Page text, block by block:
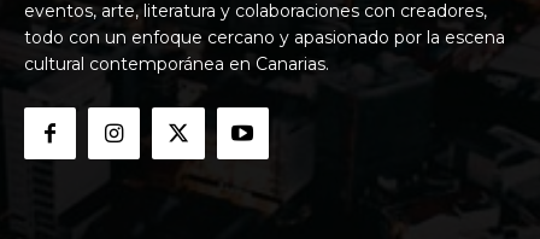
eventos, arte, literatura y colaboraciones con creadores,
todo con un enfoque cercano y apasionado por la escena
cultural contemporánea en Canarias.